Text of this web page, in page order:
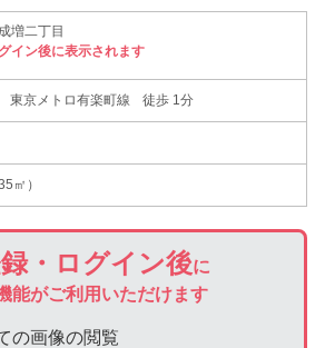
増二丁目
イン後に表示されます
東京メトロ有楽町線 徒歩 1分
㎡）
・ログイン後に
能がご利用いただけます
の画像の閲覧